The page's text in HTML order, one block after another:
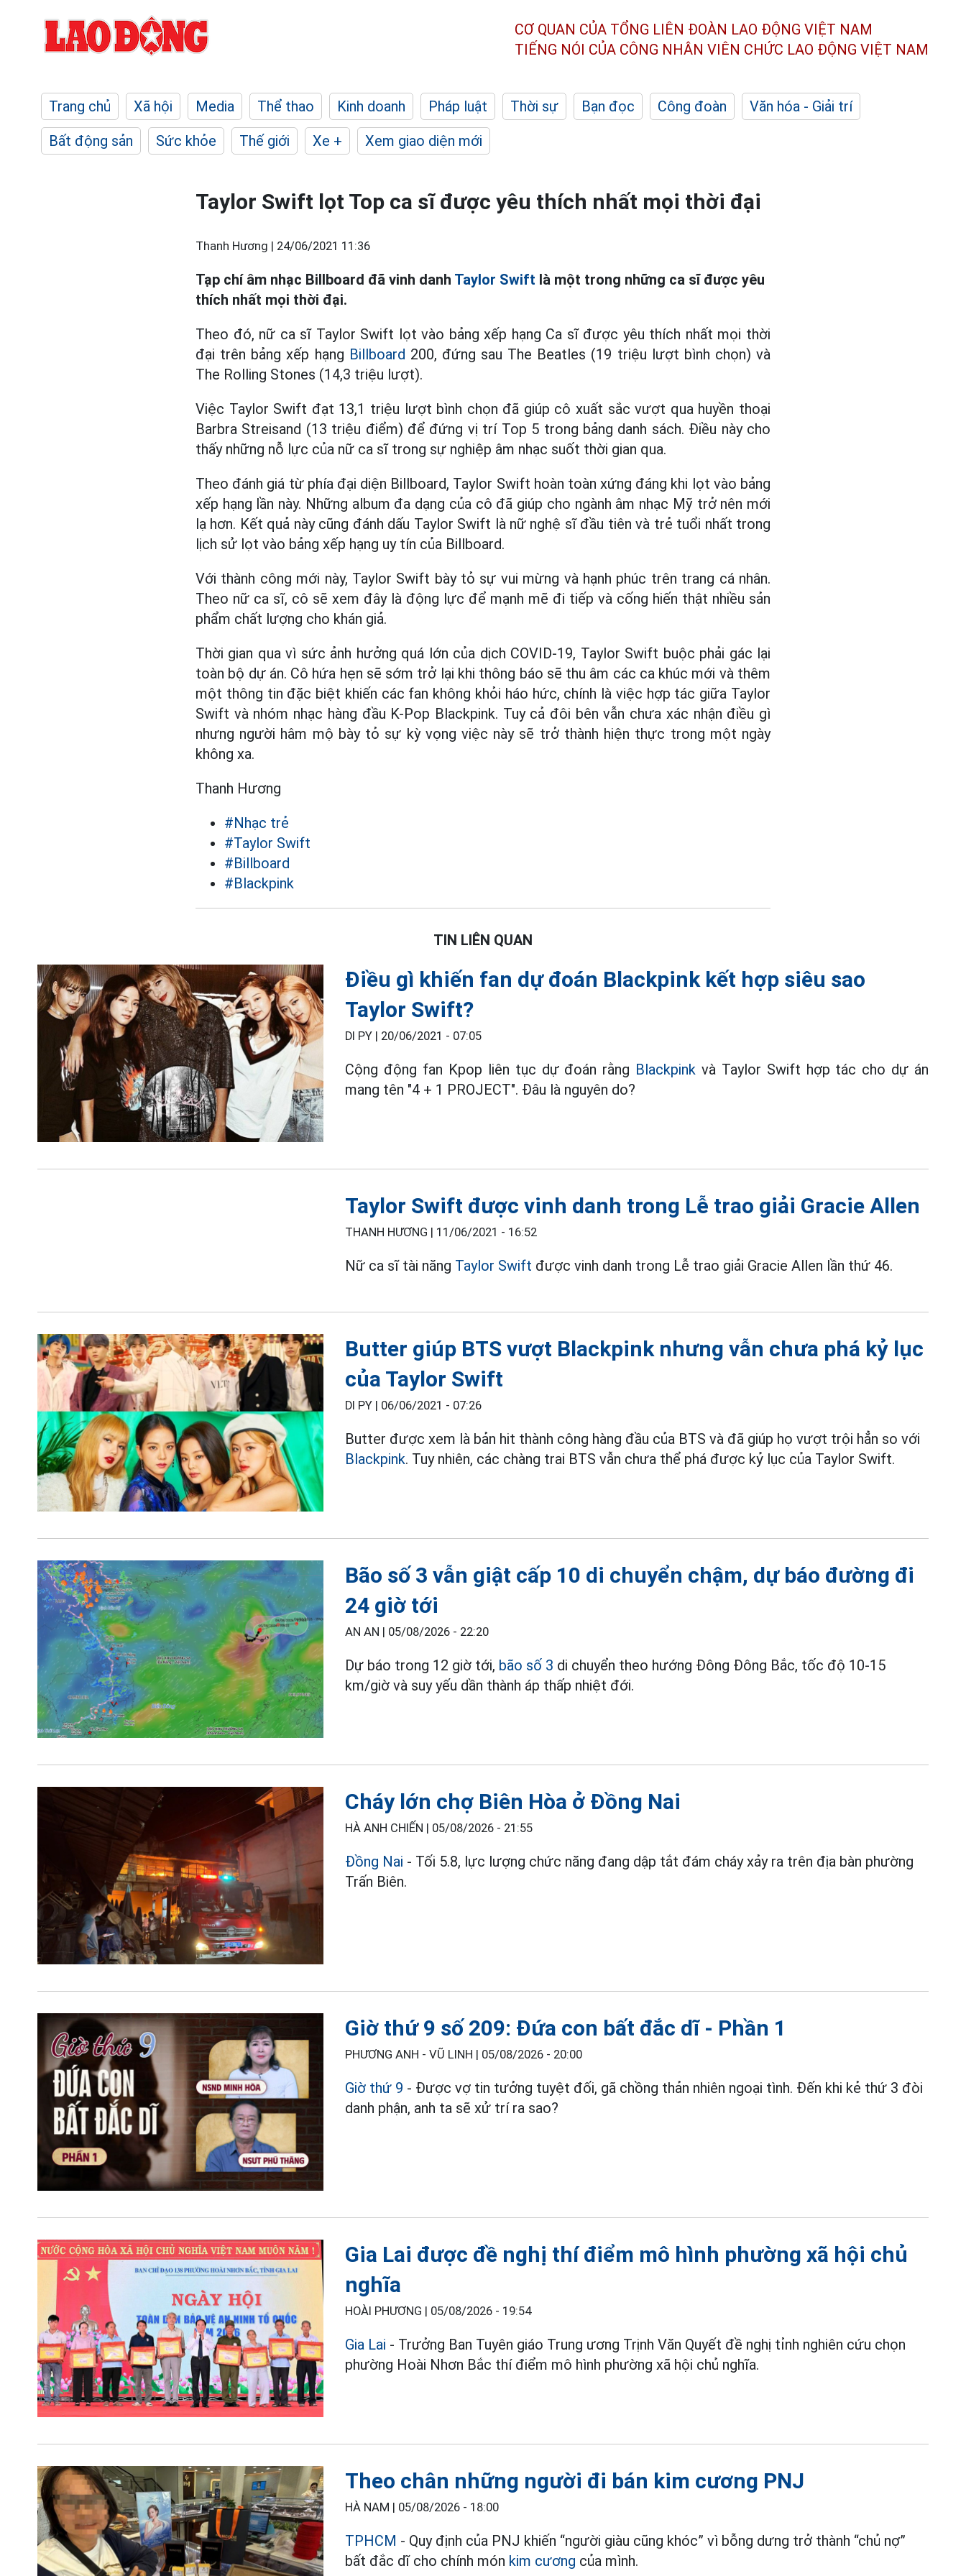
CƠ QUAN CỦA TỔNG LIÊN ĐOÀN LAO ĐỘNG VIỆT NAM
TIẾNG NÓI CỦA CÔNG NHÂN VIÊN CHỨC LAO ĐỘNG VIỆT NAM
Trang chủ Xã hội Media Thể thao Kinh doanh Pháp luật Thời sự Bạn đọc Công đoàn
Văn hóa - Giải trí
Bất động sản
Sức khỏe Thế giới Xe + Xem giao diện mới
Taylor Swift lọt Top ca sĩ được yêu thích nhất mọi thời đại
Thanh Hương | 24/06/2021 11:36
Tạp chí âm nhạc Billboard đã vinh danh Taylor Swift là một trong những ca sĩ được yêu
thích nhất mọi thời đại.
Theo đó, nữ ca sĩ Taylor Swift lọt vào bảng xếp hạng Ca sĩ được yêu thích nhất mọi thời
đại trên bảng xếp hạng Billboard 200, đứng sau The Beatles (19 triệu lượt bình chọn) và
The Rolling Stones (14,3 triệu lượt).
Việc Taylor Swift đạt 13,1 triệu lượt bình chọn đã giúp cô xuất sắc vượt qua huyền thoại
Barbra Streisand (13 triệu điểm) để đứng vị trí Top 5 trong bảng danh sách. Điều này cho
thấy những nỗ lực của nữ ca sĩ trong sự nghiệp âm nhạc suốt thời gian qua.
Theo đánh giá từ phía đại diện Billboard, Taylor Swift hoàn toàn xứng đáng khi lọt vào bảng
xếp hạng lần này. Những album đa dạng của cô đã giúp cho ngành âm nhạc Mỹ trở nên mới
lạ hơn. Kết quả này cũng đánh dấu Taylor Swift là nữ nghệ sĩ đầu tiên và trẻ tuổi nhất trong
lịch sử lọt vào bảng xếp hạng uy tín của Billboard.
Với thành công mới này, Taylor Swift bày tỏ sự vui mừng và hạnh phúc trên trang cá nhân.
Theo nữ ca sĩ, cô sẽ xem đây là động lực để mạnh mẽ đi tiếp và cống hiến thật nhiều sản
phẩm chất lượng cho khán giả.
Thời gian qua vì sức ảnh hưởng quá lớn của dịch COVID-19, Taylor Swift buộc phải gác lại
toàn bộ dự án. Cô hứa hẹn sẽ sớm trở lại khi thông báo sẽ thu âm các ca khúc mới và thêm
một thông tin đặc biệt khiến các fan không khỏi háo hức, chính là việc hợp tác giữa Taylor
Swift và nhóm nhạc hàng đầu K-Pop Blackpink. Tuy cả đôi bên vẫn chưa xác nhận điều gì
nhưng người hâm mộ bày tỏ sự kỳ vọng việc này sẽ trở thành hiện thực trong một ngày
không xa.
Thanh Hương
#Nhạc trẻ
#Taylor Swift
#Billboard
#Blackpink
TIN LIÊN QUAN
Điều gì khiến fan dự đoán Blackpink kết hợp siêu sao
Taylor Swift?
DI PY | 20/06/2021 - 07:05
Cộng động fan Kpop liên tục dự đoán rằng Blackpink và Taylor Swift hợp tác cho dự án
mang tên "4 + 1 PROJECT". Đâu là nguyên do?
Taylor Swift được vinh danh trong Lễ trao giải Gracie Allen
THANH HƯƠNG | 11/06/2021 - 16:52
Nữ ca sĩ tài năng Taylor Swift được vinh danh trong Lễ trao giải Gracie Allen lần thứ 46.
Butter giúp BTS vượt Blackpink nhưng vẫn chưa phá kỷ lục
của Taylor Swift
DI PY | 06/06/2021 - 07:26
Butter được xem là bản hit thành công hàng đầu của BTS và đã giúp họ vượt trội hẳn so với
Blackpink. Tuy nhiên, các chàng trai BTS vẫn chưa thể phá được kỷ lục của Taylor Swift.
Bão số 3 vẫn giật cấp 10 di chuyển chậm, dự báo đường đi
24 giờ tới
AN AN | 05/08/2026 - 22:20
Dự báo trong 12 giờ tới, bão số 3 di chuyển theo hướng Đông Đông Bắc, tốc độ 10-15
km/giờ và suy yếu dần thành áp thấp nhiệt đới.
Cháy lớn chợ Biên Hòa ở Đồng Nai
HÀ ANH CHIẾN | 05/08/2026 - 21:55
Đồng Nai - Tối 5.8, lực lượng chức năng đang dập tắt đám cháy xảy ra trên địa bàn phường
Trấn Biên.
Giờ thứ 9 số 209: Đứa con bất đắc dĩ - Phần 1
PHƯƠNG ANH - VŨ LINH | 05/08/2026 - 20:00
Giờ thứ 9 - Được vợ tin tưởng tuyệt đối, gã chồng thản nhiên ngoại tình. Đến khi kẻ thứ 3 đòi
danh phận, anh ta sẽ xử trí ra sao?
Gia Lai được đề nghị thí điểm mô hình phường xã hội chủ
nghĩa
HOÀI PHƯƠNG | 05/08/2026 - 19:54
Gia Lai - Trưởng Ban Tuyên giáo Trung ương Trịnh Văn Quyết đề nghị tỉnh nghiên cứu chọn
phường Hoài Nhơn Bắc thí điểm mô hình phường xã hội chủ nghĩa.
Theo chân những người đi bán kim cương PNJ
HÀ NAM | 05/08/2026 - 18:00
TPHCM - Quy định của PNJ khiến “người giàu cũng khóc” vì bỗng dưng trở thành “chủ nợ”
bất đắc dĩ cho chính món kim cương của mình.